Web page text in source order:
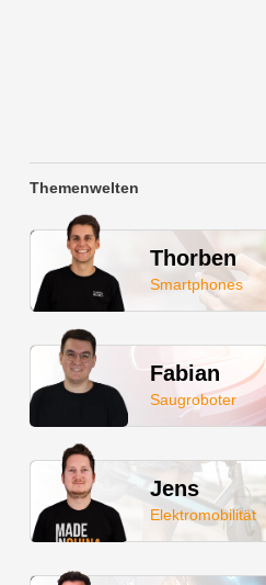
Themenwelten
Thorben
Smartphones
Fabian
Saugroboter
Jens
Elektromobilität